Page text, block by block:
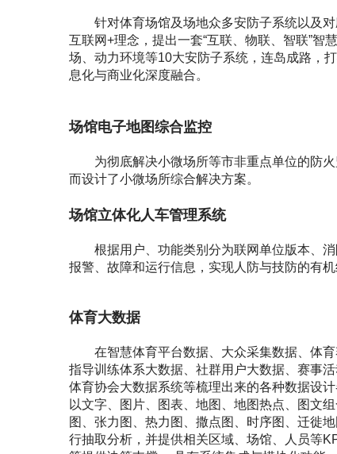
针对体育场馆及场地众多安防子系统以及
互联网+理念，提出一套“互联、物联、智联”
场、动力环境等10大安防子系统，连岛成路，
息化与商业化深度融合。
场馆电子地图综合监控
为彻底解决小微场所等市非重点单位的防
而设计了小微场所综合解决方案。
场馆立体化人车管理系统
根据用户、功能类别分为联网单位版本、
报警、故障和运行信息，实现人防与技防的有
体育大数据
在智慧体育平台数据、大众采集数据、体
指导训练体系大数据、社群用户大数据、赛事
体育协会大数据系统等梳理出来的各种数据设计
以文字、图片、图表、地图、地图热点、图文
图、张力图、热力图、撒点图、时序图、迁徙
行抽取分析，并提供相关区域、场馆、人员等